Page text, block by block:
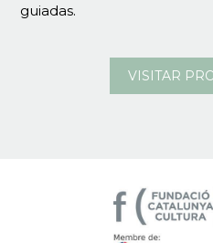
guiadas.
VISITAR